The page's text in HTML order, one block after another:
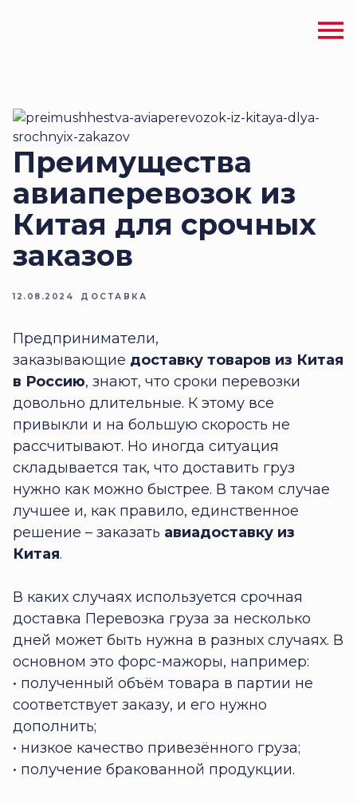
Преимущества
авиаперевозок из
Китая для срочных
заказов
12.08.2024 ДОСТАВКА
Предприниматели,
заказывающие доставку товаров из Китая
в Россию, знают, что сроки перевозки
довольно длительные. К этому все
привыкли и на большую скорость не
рассчитывают. Но иногда ситуация
складывается так, что доставить груз
нужно как можно быстрее. В таком случае
лучшее и, как правило, единственное
решение – заказать авиадоставку из
Китая.
В каких случаях используется срочная
доставка Перевозка груза за несколько
дней может быть нужна в разных случаях. В
основном это форс-мажоры, например:
• полученный объём товара в партии не
соответствует заказу, и его нужно
дополнить;
• низкое качество привезённого груза;
• получение бракованной продукции.